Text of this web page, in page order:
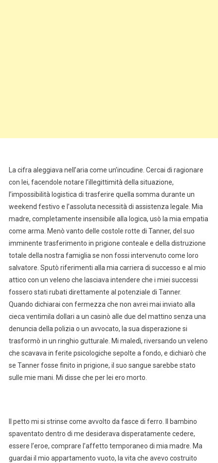
La cifra aleggiava nell’aria come un’incudine. Cercai di ragionare
con lei, facendole notare l’illegittimità della situazione,
l’impossibilità logistica di trasferire quella somma durante un
weekend festivo e l’assoluta necessità di assistenza legale. Mia
madre, completamente insensibile alla logica, usò la mia empatia
come arma. Menò vanto delle costole rotte di Tanner, del suo
imminente trasferimento in prigione conteale e della distruzione
totale della nostra famiglia se non fossi intervenuto come loro
salvatore. Sputò riferimenti alla mia carriera di successo e al mio
attico con un veleno che lasciava intendere che i miei successi
fossero stati rubati direttamente al potenziale di Tanner.
Quando dichiarai con fermezza che non avrei mai inviato alla
cieca ventimila dollari a un casinò alle due del mattino senza una
denuncia della polizia o un avvocato, la sua disperazione si
trasformò in un ringhio gutturale. Mi maledì, riversando un veleno
che scavava in ferite psicologiche sepolte a fondo, e dichiarò che
se Tanner fosse finito in prigione, il suo sangue sarebbe stato
sulle mie mani. Mi disse che per lei ero morto.
Il petto mi si strinse come avvolto da fasce di ferro. Il bambino
spaventato dentro di me desiderava disperatamente cedere,
essere l’eroe, comprare l’affetto temporaneo di mia madre. Ma
guardai il mio appartamento vuoto, la vita che avevo costruito